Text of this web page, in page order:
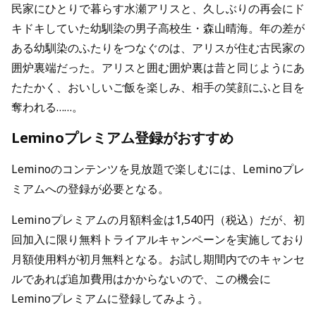
民家にひとりで暮らす水瀬アリスと、久しぶりの再会にド
キドキしていた幼馴染の男子高校生・森山晴海。年の差が
ある幼馴染のふたりをつなぐのは、アリスが住む古民家の
囲炉裏端だった。アリスと囲む囲炉裏は昔と同じようにあ
たたかく、おいしいご飯を楽しみ、相手の笑顔にふと目を
奪われる……。
Leminoプレミアム登録がおすすめ
Leminoのコンテンツを見放題で楽しむには、Leminoプレ
ミアムへの登録が必要となる。
Leminoプレミアムの月額料金は1,540円（税込）だが、初
回加入に限り無料トライアルキャンペーンを実施しており
月額使用料が初月無料となる。お試し期間内でのキャンセ
ルであれば追加費用はかからないので、この機会に
Leminoプレミアムに登録してみよう。